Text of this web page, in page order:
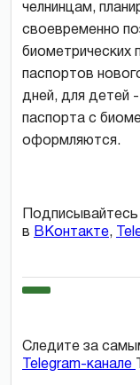
челнинцам,
своевременно
биометрических
паспортов
дней, для детей
паспорта с
оформляются.
в ВКонтакте,
Следите за
Telegram-канале